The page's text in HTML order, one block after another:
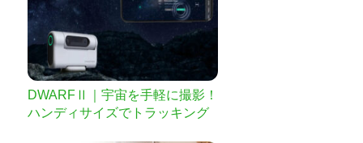
DWARFⅡ｜宇宙を手軽に撮影！
ハンディサイズでトラッキング